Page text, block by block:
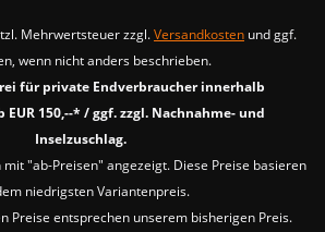
Mehrwertsteuer zzgl.Versandkosten und ggf.
wenn nicht anders beschrieben.
für private Endverbraucher innerhalb
EUR 150,--* / ggf. zzgl. Nachnahme- und
Inselzuschlag.
"ab-Preisen" angezeigt. Diese Preise basieren
niedrigsten Variantenpreis.
Preise entsprechen unserem bisherigen Preis.